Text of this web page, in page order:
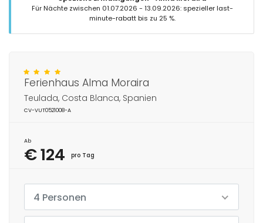
Für Nächte zwischen 01.07.2026 - 13.09.2026: spezieller last-
minute-rabatt bis zu 25 %.
Ferienhaus Alma Moraira
Teulada, Costa Blanca, Spanien
CV-VUT0521008-A
Ab
€ 124 pro Tag
4 Personen